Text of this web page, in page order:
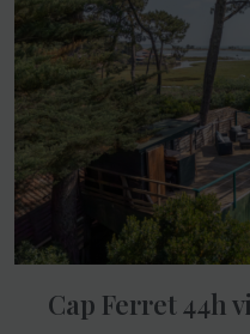
Cap Ferret 44h